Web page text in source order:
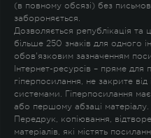
(в повному обсязі) без
забороняється.
Дозволяється републікація та
більше 250 знаків для одного
обов'язковим зазначенням
Інтернет-ресурсів – пряме
гіперпосилання, не закрите
системами. Гіперпосилання
або першому абзаці матеріалу.
Передрук, копіювання,
матеріалів, які містять